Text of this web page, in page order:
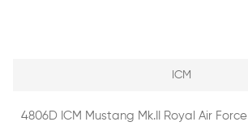
ICM
4806D ICM Mustang Mk.II Royal Air Force